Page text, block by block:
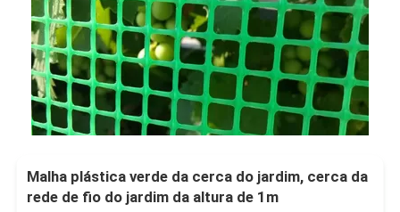
Malha plástica verde da cerca do jardim, cerca da
rede de fio do jardim da altura de 1m